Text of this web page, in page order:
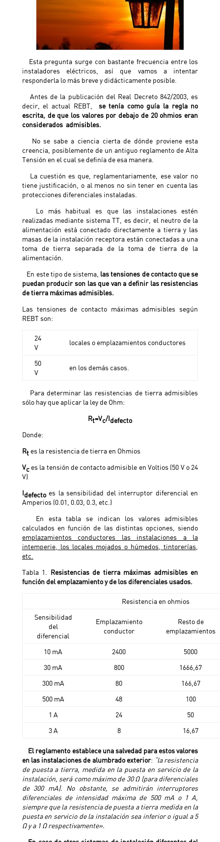
Esta pregunta surge con bastante frecuencia entre los
instaladores eléctricos, así que vamos a intentar
responderla lo más breve y didácticamente posible.
Antes de la publicación del Real Decreto 842/2003, es
decir, el actual REBT, se tenía como guía la regla no
escrita, de que los valores por debajo de 20 ohmios eran
considerados admisibles.
No se sabe a ciencia cierta de dónde proviene esta
creencia, posiblemente de un antiguo reglamento de Alta
Tensión en el cual se definía de esa manera.
La cuestión es que, reglamentariamente, ese valor no
tiene justificación, o al menos no sin tener en cuenta las
protecciones diferenciales instaladas.
Lo más habitual es que las instalaciones estén
realizadas mediante sistema TT, es decir, el neutro de la
alimentación está conectado directamente a tierra y las
masas de la instalación receptora están conectadas a una
toma de tierra separada de la toma de tierra de la
alimentación.
En este tipo de sistema, las tensiones de contacto que se
puedan producir son las que van a definir las resistencias
de tierra máximas admisibles.
Las tensiones de contacto máximas admisibles según
REBT son:
24
V
locales o emplazamientos conductores
50
V
en los demás casos.
Para determinar las resistencias de tierra admisibles
sólo hay que aplicar la ley de Ohm:
Rt=Vc/Idefecto
Donde:
Rtes la resistencia de tierra en Ohmios
Vces la tensión de contacto admisible en Voltios (50 V o 24
V)
Idefecto es la sensibilidad del interruptor diferencial en
Amperios (0.01, 0.03, 0.3, etc.)
En esta tabla se indican los valores admisibles
calculados en función de las distintas opciones, siendo
emplazamientos conductores las instalaciones a la
intemperie, los locales mojados o húmedos, tintorerías,
etc.
Tabla 1. Resistencias de tierra máximas admisibles en
función del emplazamiento y de los diferenciales usados.
Resistencia en ohmios
Sensibilidad
del
diferencial
Emplazamiento
conductor
Resto de
emplazamientos
10 mA 2400
5000
30 mA
800
1666,67
300 mA
80
166,67
500 mA
48
100
1 A
24
50
3 A
8 16,67
El reglamento establece una salvedad para estos valores
en las instalaciones de alumbrado exterior: “la resistencia
de puesta a tierra, medida en la puesta en servicio de la
instalación, será como máximo de 30 Ω (para diferenciales
de 300 mA). No obstante, se admitirán interruptores
diferenciales de intensidad máxima de 500 mA o 1 A,
siempre que la resistencia de puesta a tierra medida en la
puesta en servicio de la instalación sea inferior o igual a 5
Ω y a 1 Ω respectivamente».